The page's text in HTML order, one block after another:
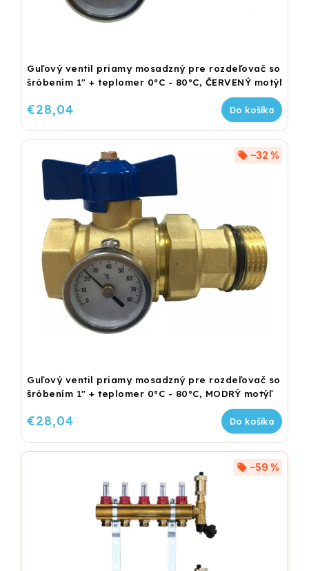
Guľový ventil priamy mosadzný pre rozdeľovač so
šróbením 1" + teplomer 0°C - 80°C, ČERVENÝ motýľ
€28,04 Do košíka
Guľový ventil priamy mosadzný pre rozdeľovač so
šróbením 1" + teplomer 0°C - 80°C, MODRÝ motýľ
–32 %
€28,04 Do košíka
–59 %